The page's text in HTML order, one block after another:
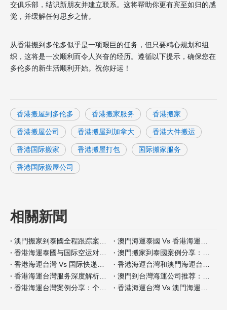
交俱乐部，结识新朋友并建立联系。这将帮助你更有宾至如归的感
觉，并缓解任何思乡之情。
从香港搬到多伦多似乎是一项艰巨的任务，但只要精心规划和组
织，这将是一次顺利而令人兴奋的经历。遵循以下提示，确保您在
多伦多的新生活顺利开始。祝你好运！
香港搬屋到多伦多 香港搬家服务 香港搬家
香港搬屋公司 香港搬屋到加拿大 香港大件搬运
香港国际搬家 香港搬屋打包 国际搬家服务
香港国际搬屋公司
相關新聞
澳門搬家到泰國全程跟踪案例分析
澳門海運泰國 Vs 香港海運泰國包装材料服务对比
香港海運泰國与国际空运对比：何时选择海运？
澳門搬家到泰國案例分享：全程自带保险如何操作
香港海運台灣 Vs 国际快递：哪种适合小件家具？
香港海運台灣和澳門海運台灣客户评价对比
香港海運台灣服务深度解析：门到门搬家全流程
澳門到台灣海運公司推荐：安全性和价格对比
香港海運台灣案例分享：个人行李搬家经验
香港海運台灣 Vs 澳門海運台灣保险服务差异分析